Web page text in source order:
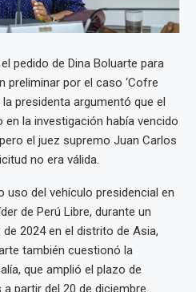
pedido de Dina Boluarte para
preliminar por el caso ‘Cofre
presidenta argumentó que el
la investigación había vencido
el juez supremo Juan Carlos
no era válida.
uso del vehículo presidencial en
de Perú Libre, durante un
2024 en el distrito de Asia,
también cuestionó la
que amplió el plazo de
partir del 20 de diciembre.